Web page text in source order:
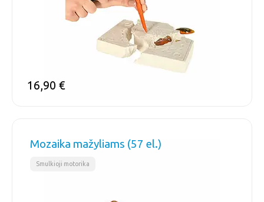
16,90 €
Mozaika mažyliams (57 el.)
Smulkioji motorika